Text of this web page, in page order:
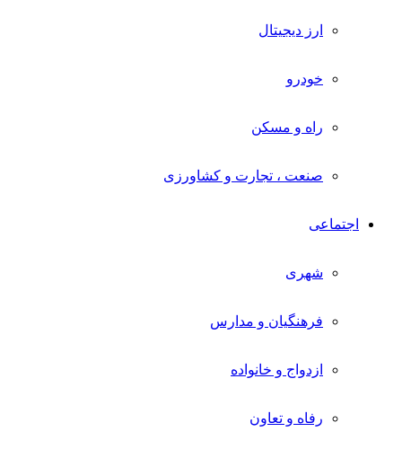
ارز دیجیتال
خودرو
راه و مسکن
صنعت ، تجارت و کشاورزی
اجتماعی
شهری
فرهنگیان و مدارس
ازدواج و خانواده
رفاه و تعاون